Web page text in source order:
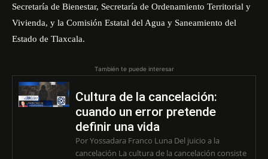
Secretaría de Bienestar, Secretaría de Ordenamiento Territorial y
Vivienda, y la Comisión Estatal del Agua y Saneamiento del
Estado de Tlaxcala.
También te puede interesar
Cultura de la cancelación:
cuando un error pretende
definir una vida
Por Yossadara Franco Luna Del juicio a la
cancelación La cultura de la cancelación consiste